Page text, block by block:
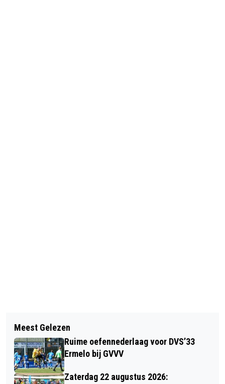
SPORTARTIKELEN UIT DE OUDE DOOS:
'GERD EN HARM STEIJN NAAR
AMSTERDAMSE ZESDAAGSE'
GEEN ENKELE REMISE BIJ HET
VELUWSE SCHAAKGENOOTSCHAP
Meest Gelezen
Ruime oefennederlaag voor DVS’33
Ermelo bij GVVV
Zaterdag 22 augustus 2026: